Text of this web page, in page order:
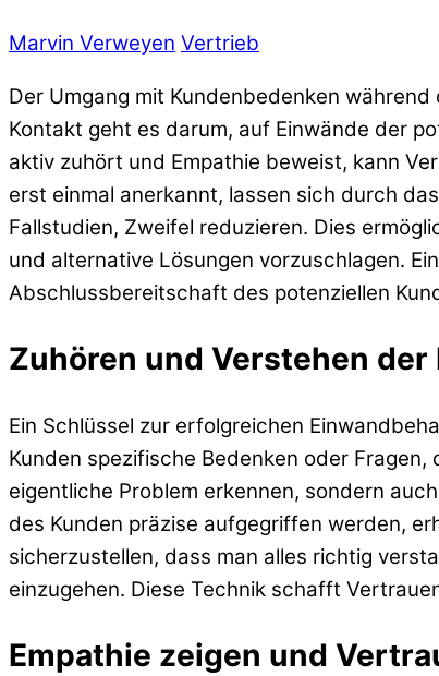
Marvin Verweyen Vertrieb
Der Umgang mit Kundenbedenken während
Kontakt geht es darum, auf Einwände der
aktiv zuhört und Empathie beweist, kann
erst einmal anerkannt, lassen sich durch
Fallstudien, Zweifel reduzieren. Dies
und alternative Lösungen vorzuschlagen.
Abschlussbereitschaft des potenziellen
Zuhören und Verstehen der
Ein Schlüssel zur erfolgreichen
Kunden spezifische Bedenken oder
eigentliche Problem erkennen, sondern
des Kunden präzise aufgegriffen werden,
sicherzustellen, dass man alles richtig
einzugehen. Diese Technik schafft
Empathie zeigen und